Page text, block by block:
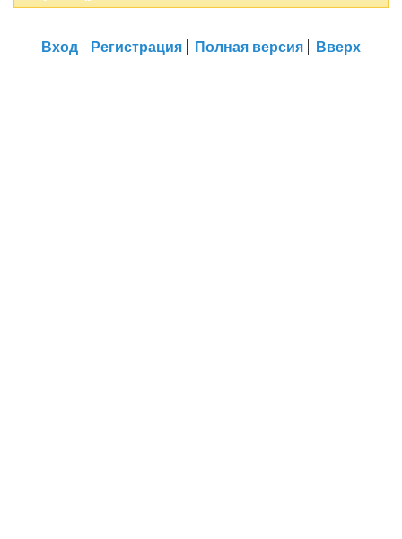
Вход Регистрация Полная версия Вверх